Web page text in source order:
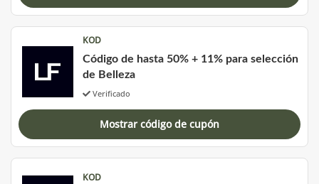
KOD
Código de hasta 50% + 11% para selección
de Belleza
Verificado
Mostrar código de cupón
KOD